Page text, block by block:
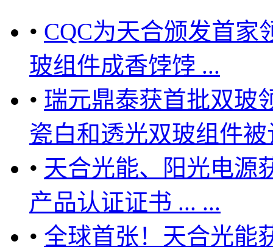
• CQC为天合颁发首家
玻组件成香饽饽 ...
• 瑞元鼎泰获首批双玻
瓷白和透光双玻组件被
• 天合光能、阳光电源
产品认证证书 ... ...
• 全球首张！天合光能